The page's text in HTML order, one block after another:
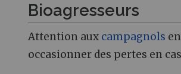
Bioagresseurs
Attention aux campagnols
occasionner des pertes en